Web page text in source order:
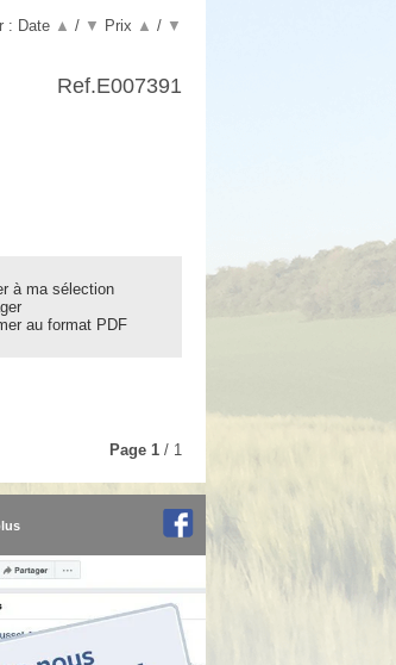
: Date ▲ / ▼ Prix ▲ / ▼
Ref.E007391
à ma sélection
au format PDF
Page 1 / 1